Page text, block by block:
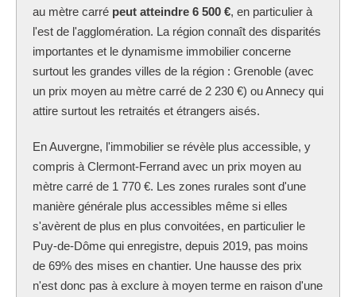
au mètre carré peut atteindre 6 500 €, en particulier à
l'est de l'agglomération. La région connaît des disparités
importantes et le dynamisme immobilier concerne
surtout les grandes villes de la région : Grenoble (avec
un prix moyen au mètre carré de 2 230 €) ou Annecy qui
attire surtout les retraités et étrangers aisés.
En Auvergne, l'immobilier se révèle plus accessible, y
compris à Clermont-Ferrand avec un prix moyen au
mètre carré de 1 770 €. Les zones rurales sont d'une
manière générale plus accessibles même si elles
s'avèrent de plus en plus convoitées, en particulier le
Puy-de-Dôme qui enregistre, depuis 2019, pas moins
de 69% des mises en chantier. Une hausse des prix
n'est donc pas à exclure à moyen terme en raison d'une